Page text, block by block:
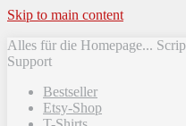
Skip to main content
Alles für die Homepage...
Support
Bestseller
Etsy-Shop